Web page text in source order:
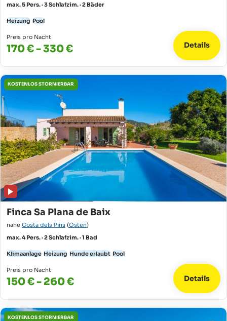
max. 5 Pers. · 3 Schlafzim. · 2 Bäder
Heizung Pool
Preis pro Nacht
170 € - 330 € Details
KOSTENLOS STORNIERBAR
Finca Sa Plana de Baix
nahe Costa dels Pins (Osten)
max. 4 Pers. · 2 Schlafzim. · 1 Bad
Klimaanlage Heizung Hunde erlaubt Pool
Preis pro Nacht
150 € - 260 € Details
KOSTENLOS STORNIERBAR